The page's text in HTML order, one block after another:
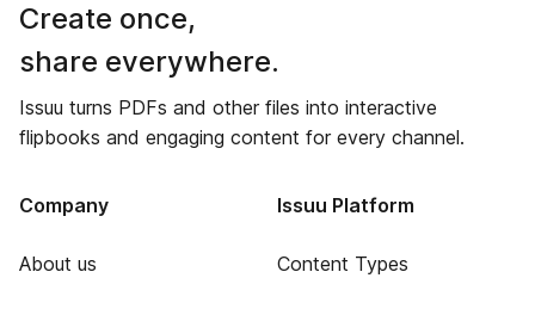
Create once,
share everywhere.
Issuu turns PDFs and other files into interactive
flipbooks and engaging content for every channel.
Company
About us
Issuu Platform
Content Types